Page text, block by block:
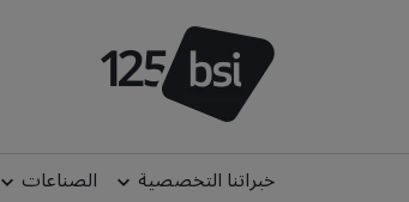
خبراتنا التخصصية الصناعات